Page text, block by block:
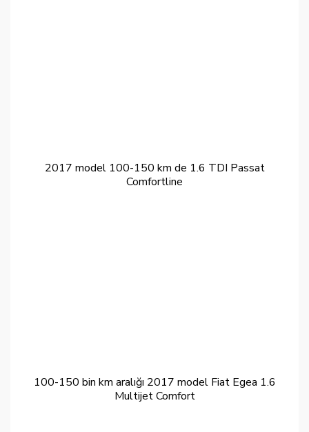
2017 model 100-150 km de 1.6 TDI Passat
Comfortline
100-150 bin km aralığı 2017 model Fiat Egea 1.6
Multijet Comfort